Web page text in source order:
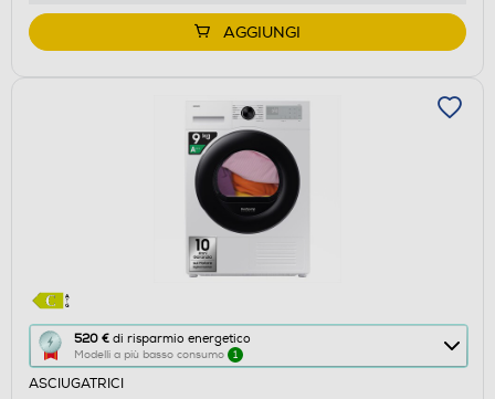
AGGIUNGI
520 € di risparmio energetico
Modelli a più basso consumo 1
Questa
azione
aprirà
ASCIUGATRICI